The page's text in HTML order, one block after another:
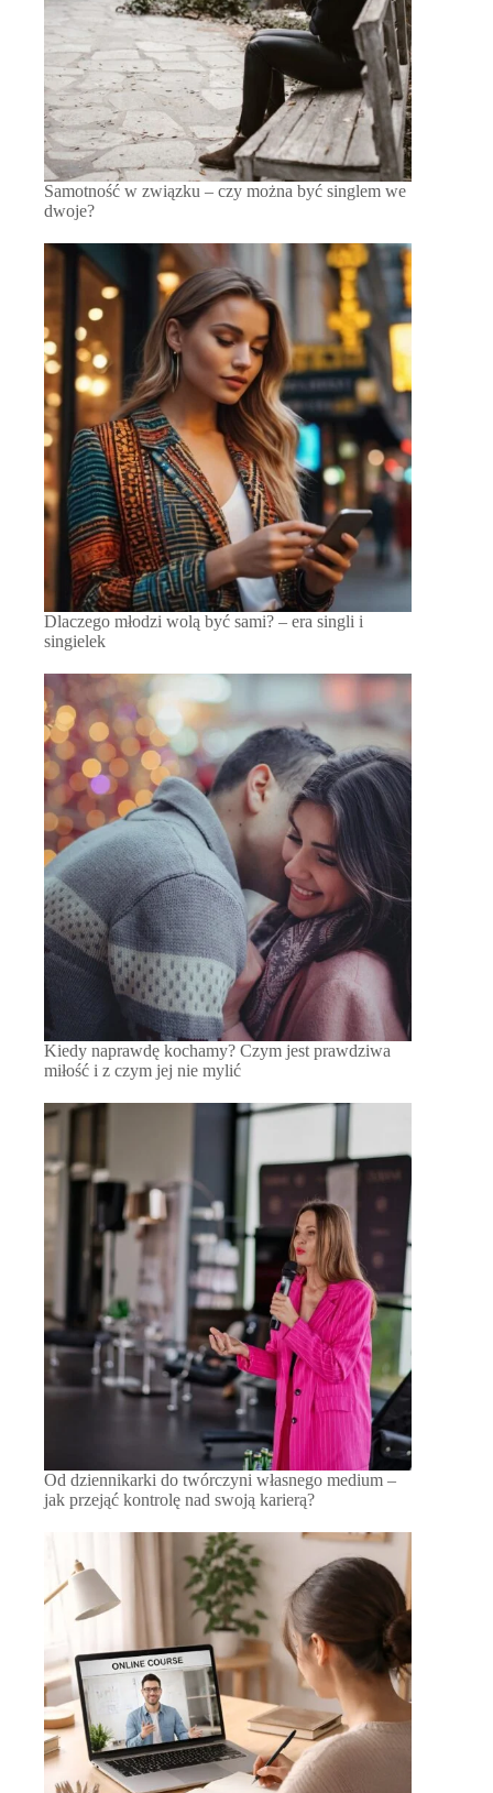
Samotność w związku – czy można być singlem we
dwoje?
Dlaczego młodzi wolą być sami? – era singli i
singielek
Kiedy naprawdę kochamy? Czym jest prawdziwa
miłość i z czym jej nie mylić
Od dziennikarki do twórczyni własnego medium –
jak przejąć kontrolę nad swoją karierą?